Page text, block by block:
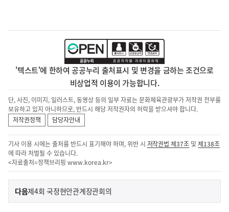
'텍스트'에 한하여 공공누리 출처표시 및 변경을 금하는 조건으로
비상업적 이용이 가능합니다.
단, 사진, 이미지, 일러스트, 동영상 등의 일부 자료는 문화체육관광부가 저작권 전부를
보유하고 있지 아니하므로, 반드시 해당 저작권자의 허락을 받으셔야 합니다.
저작권정책
담당자안내
기사 이용 시에는 출처를 반드시 표기해야 하며, 위반 시 저작권법 제37조 및제138조
에 따라 처벌될 수 있습니다.
<자료출처=정책브리핑 www.korea.kr>
이
전
다음기
사
제4회 국정현안관계장관회의